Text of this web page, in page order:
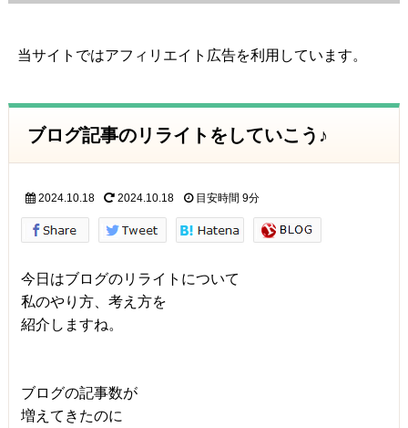
当サイトではアフィリエイト広告を利用しています。
ブログ記事のリライトをしていこう♪
2024.10.18 2024.10.18 目安時間 9分
今日はブログのリライトについて
私のやり方、考え方を
紹介しますね。
ブログの記事数が
増えてきたのに